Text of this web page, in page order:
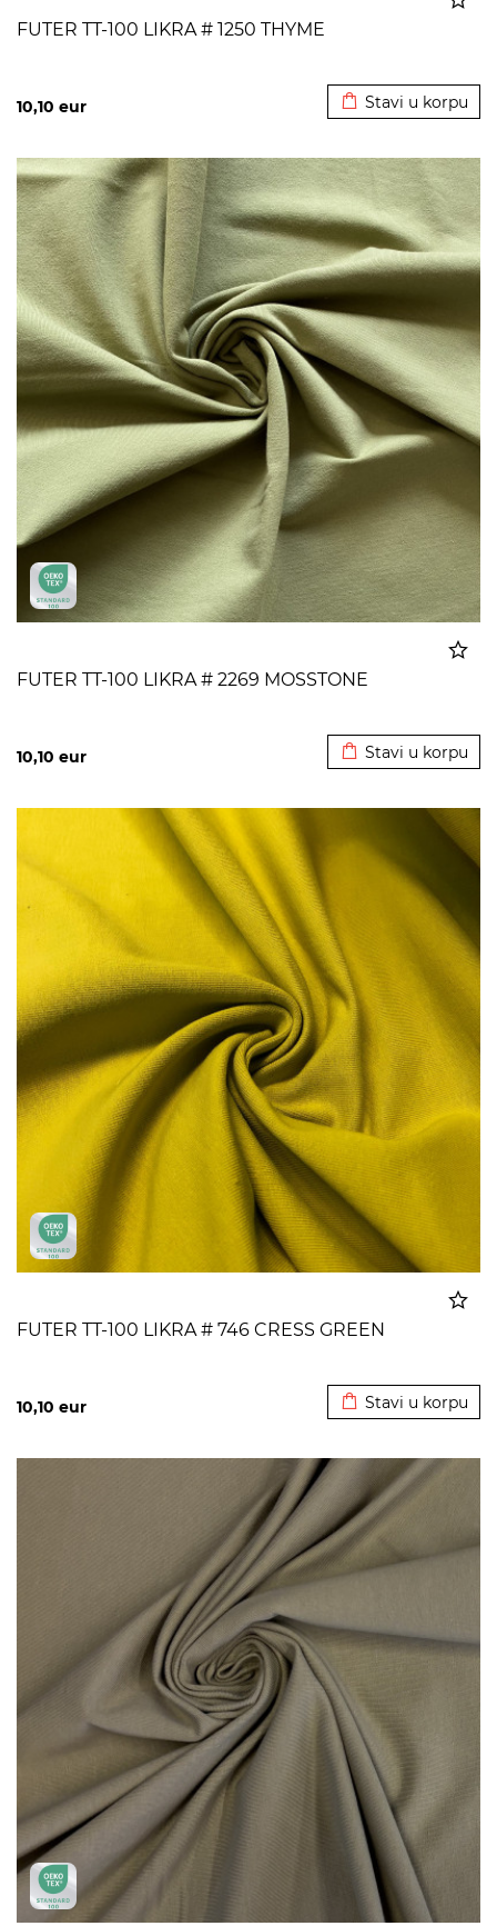
FUTER TT-100 LIKRA # 1250 THYME
10,10 eur Stavi u korpu
FUTER TT-100 LIKRA # 2269 MOSSTONE
10,10 eur Stavi u korpu
FUTER TT-100 LIKRA # 746 CRESS GREEN
10,10 eur Stavi u korpu